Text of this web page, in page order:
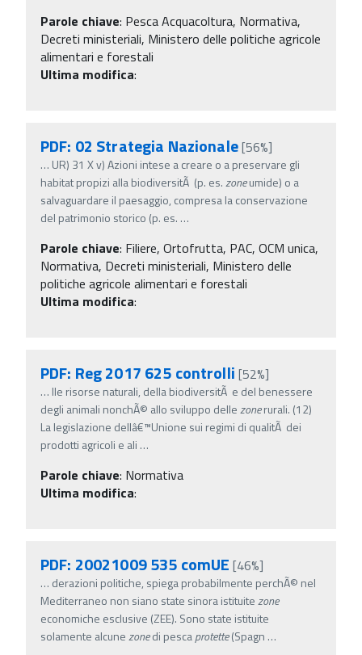
Parole chiave: Pesca Acquacoltura, Normativa,
Decreti ministeriali, Ministero delle politiche agricole
alimentari e forestali
Ultima modifica:
PDF: 02 Strategia Nazionale[56%]
… UR) 31 X v) Azioni intese a creare o a preservare gli
habitat propizi alla biodiversitÃ (p. es.zoneumide) o a
salvaguardare il paesaggio, compresa la conservazione
del patrimonio storico (p. es. …
Parole chiave: Filiere, Ortofrutta, PAC, OCM unica,
Normativa, Decreti ministeriali, Ministero delle
politiche agricole alimentari e forestali
Ultima modifica:
PDF: Reg 2017 625 controlli [52%]
… lle risorse naturali, della biodiversitÃ e del benessere
degli animali nonchÃ© allo sviluppo dellezonerurali. (12)
La legislazione dellâ€™Unione sui regimi di qualitÃ dei
prodotti agricoli e ali …
Parole chiave: Normativa
Ultima modifica:
PDF: 20021009 535 comUE [46%]
… derazioni politiche, spiega probabilmente perchÃ© nel
Mediterraneo non siano state sinora istituitezone
economiche esclusive (ZEE). Sono state istituite
solamente alcunezonedi pescaprotette(Spagn …